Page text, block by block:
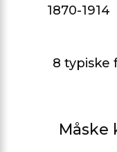
1870-1914
8 typiske
Måske